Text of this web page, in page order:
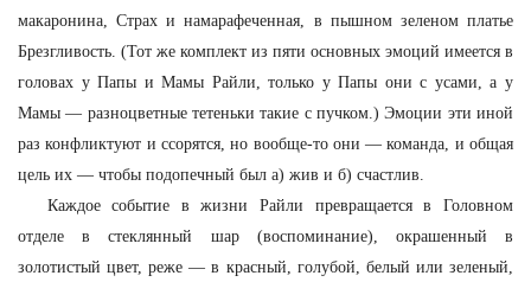
макаронина, Страх и намарафеченная, в пышном зеленом платье
Брезгливость. (Тот же комплект из пяти основных эмоций имеется в
головах у Папы и Мамы Райли, только у Папы они с усами, а у
Мамы — разноцветные тетеньки такие с пучком.) Эмоции эти иной
раз конфликтуют и ссорятся, но вообще-то они — команда, и общая
цель их — чтобы подопечный был а) жив и б) счастлив.
Каждое событие в жизни Райли превращается в Головном
отделе в стеклянный шар (воспоминание), окрашенный в
золотистый цвет, реже — в красный, голубой, белый или зеленый,